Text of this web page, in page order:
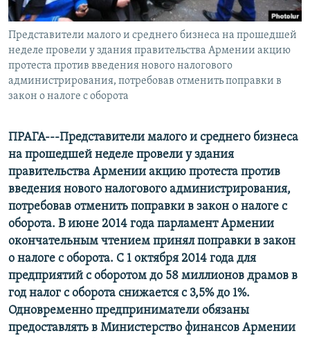
Հայերեն
English
Русский
Представители малого и среднего бизнеса на прошедшей
неделе провели у здания правительства Армении акцию
протеста против введения нового налогового
администрирования, потребовав отменить поправки в
закон о налоге с оборота
ПРАГА---Представители малого и среднего бизнеса
на прошедшей неделе провели у здания
правительства Армении акцию протеста против
введения нового налогового администрирования,
потребовав отменить поправки в закон о налоге с
оборота. В июне 2014 года парламент Армении
окончательным чтением принял поправки в закон
о налоге с оборота. С 1 октября 2014 года для
предприятий с оборотом до 58 миллионов драмов в
год налог с оборота снижается с 3,5% до 1%.
Одновременно предприниматели обязаны
предоставлять в Министерство финансов Армении